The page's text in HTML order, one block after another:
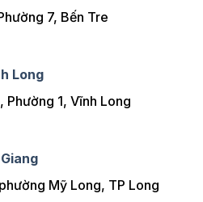
7, Bến Tre
Long
1, Vĩnh Long
Mỹ Long, TP Long